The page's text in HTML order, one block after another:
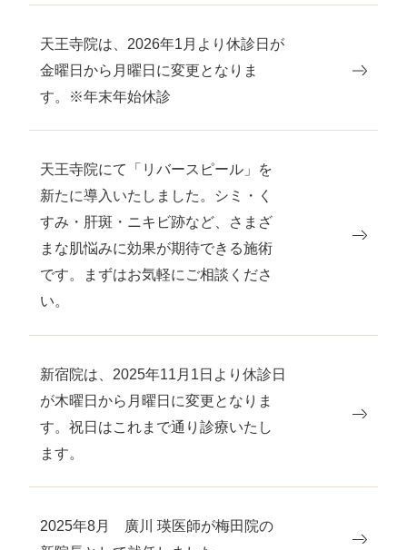
天王寺院は、2026年1月より休診日が
金曜日から月曜日に変更となりま
す。※年末年始休診
天王寺院にて「リバースピール」を
新たに導入いたしました。シミ・く
すみ・肝斑・ニキビ跡など、さまざ
まな肌悩みに効果が期待できる施術
です。まずはお気軽にご相談くださ
い。
新宿院は、2025年11月1日より休診日
が木曜日から月曜日に変更となりま
す。祝日はこれまで通り診療いたし
ます。
2025年8月 廣川 瑛医師が梅田院の